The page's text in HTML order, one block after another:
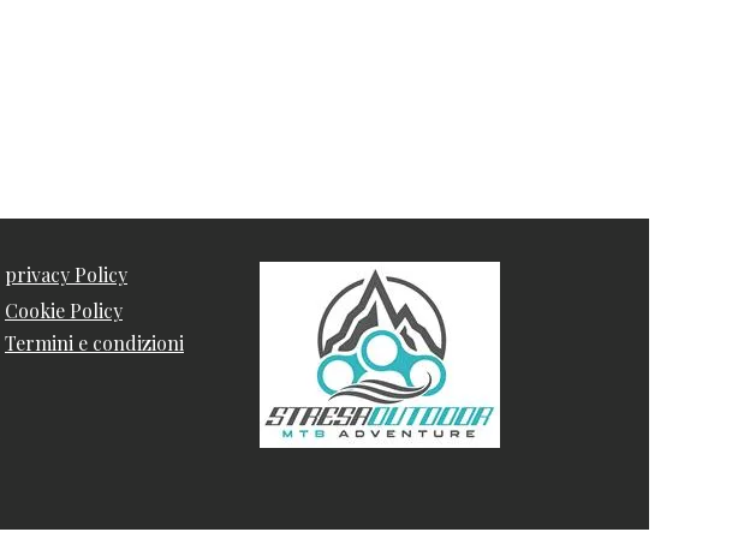
privacy Policy
Cookie Policy
Termini e condizioni